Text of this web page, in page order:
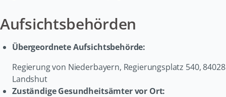
Aufsichtsbehörden
Übergeordnete Aufsichtsbehörde:
Regierung von Niederbayern, Regierungsplatz 540, 84028
Landshut
Zuständige Gesundheitsämter vor Ort: